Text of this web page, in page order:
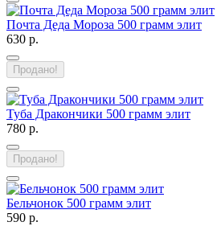
Почта Деда Мороза 500 грамм элит
630 р.
Продано!
Туба Дракончики 500 грамм элит
780 р.
Продано!
Бельчонок 500 грамм элит
590 р.